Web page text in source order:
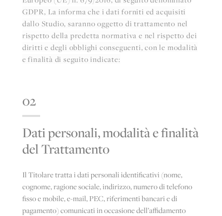
GDPR, La informa che i dati forniti ed acquisiti
dallo Studio, saranno oggetto di trattamento nel
rispetto della predetta normativa e nel rispetto dei
diritti e degli obblighi conseguenti, con le modalità
e finalità di seguito indicate:
02
Dati personali, modalità e finalità
del Trattamento
Il Titolare tratta i dati personali identificativi (nome,
cognome, ragione sociale, indirizzo, numero di telefono
fisso e mobile, e-mail, PEC, riferimenti bancari e di
pagamento) comunicati in occasione dell’affidamento